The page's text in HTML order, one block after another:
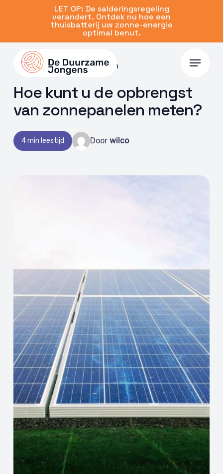
content
LET OP: De salderingsregeling
verandert. Ontdek nu hoe een
thuisbatterij uw zonne-energie
optimal benut.
Menu
09 jan 2025 | Zonnepanelen
Hoe kunt u de opbrengst
van zonnepanelen meten?
4 min leestijd Doorwilco